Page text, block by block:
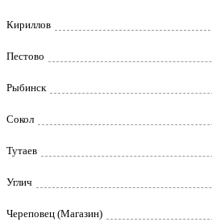
Кириллов
Пестово
Рыбинск
Сокол
Тутаев
Углич
Череповец (Магазин)